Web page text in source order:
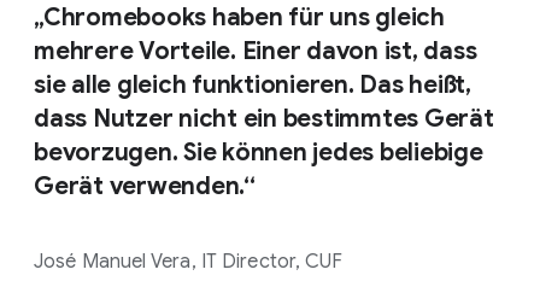
„Chromebooks haben für uns gleich
mehrere Vorteile. Einer davon ist, dass
sie alle gleich funktionieren. Das heißt,
dass Nutzer nicht ein bestimmtes Gerät
bevorzugen. Sie können jedes beliebige
Gerät verwenden.“
José Manuel Vera, IT Director, CUF